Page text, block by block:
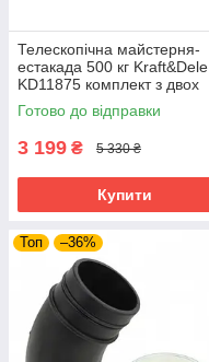
Телескопічна майстерня-
естакада 500 кг Kraft&Dele
KD11875 комплект з двох
регульованих стійок
Готово до відправки
3 199 ₴ 5 330 ₴
Купити
Топ –36%